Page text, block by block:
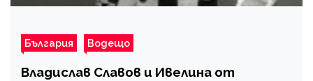
България Водещо
Владислав Славов и Ивелина от